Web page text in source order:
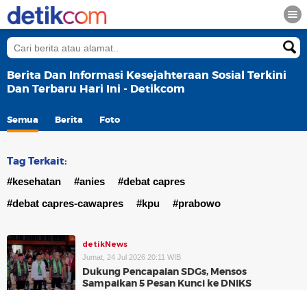
Berita Dan Informasi Kesejahteraan Sosial Terkini
Dan Terbaru Hari Ini - Detikcom
Semua Berita Foto
Tag Terkait:
#kesehatan #anies
#debat capres
#debat capres-cawapres
#kpu #prabowo
detikNews
Jumat, 24 Jul 2026 20:11 WIB
Dukung Pencapaian SDGs, Mensos
Sampaikan 5 Pesan Kunci ke DNIKS